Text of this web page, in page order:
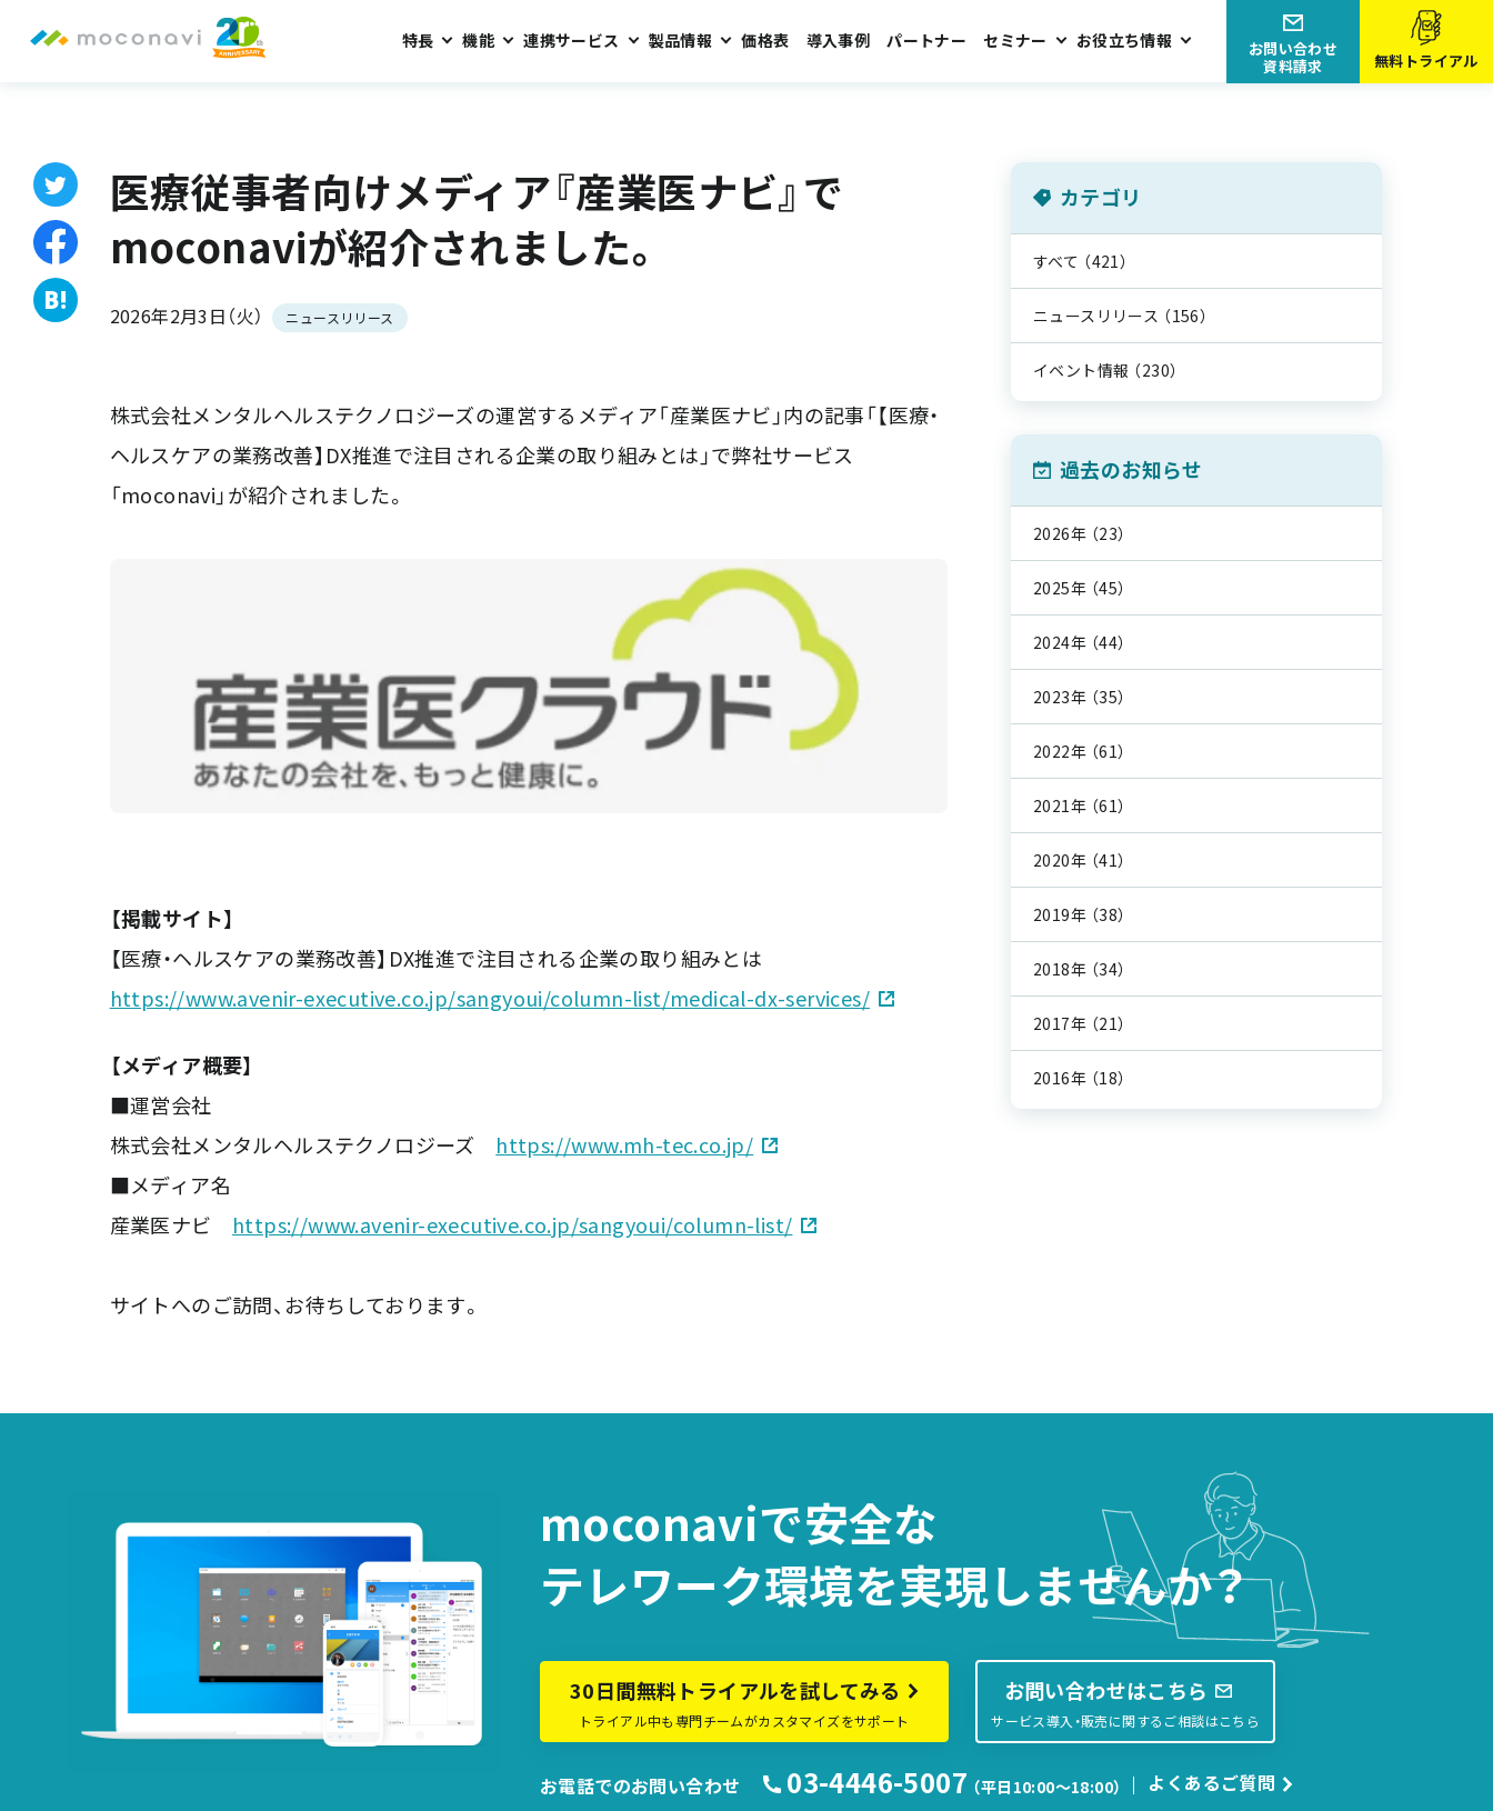
特長 機能 連携サービス 製品情報 価格表 導入事例 パートナー セミナー お役立ち情報
無料トライアル
お問い合わせ
資料請求
医療従事者向けメディア『産業医ナビ』で
moconaviが紹介されました。
2026年2月3日（火） ニュースリリース
株式会社メンタルヘルステクノロジーズの運営するメディア「産業医ナビ」内の記事「【医療・
ヘルスケアの業務改善】DX推進で注目される企業の取り組みとは」で弊社サービス
「moconavi」が紹介されました。
【掲載サイト】
【医療・ヘルスケアの業務改善】DX推進で注目される企業の取り組みとは
https://www.avenir-executive.co.jp/sangyoui/column-list/medical-dx-services/
【メディア概要】
■運営会社
株式会社メンタルヘルステクノロジーズ https://www.mh-tec.co.jp/
■メディア名
産業医ナビ https://www.avenir-executive.co.jp/sangyoui/column-list/
サイトへのご訪問、お待ちしております。
カテゴリ
すべて （421）
ニュースリリース （156）
イベント情報 （230）
過去のお知らせ
2026年 （23）
2025年 （45）
2024年 （44）
2023年 （35）
2022年 （61）
2021年 （61）
2020年 （41）
2019年 （38）
2018年 （34）
2017年 （21）
2016年 （18）
moconaviで安全な
テレワーク環境を実現しませんか？
30日間無料トライアルを試してみる
トライアル中も専門チームがカスタマイズをサポート
お問い合わせはこちら
サービス導入・販売に関するご相談はこちら
お電話でのお問い合わせ 03-4446-5007 （平日10:00〜18:00） よくあるご質問